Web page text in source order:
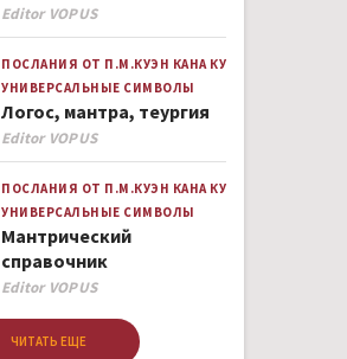
Author
Editor VOPUS
ПОСЛАНИЯ ОТ П.М.КУЭН КАНА КУ
УНИВЕРСАЛЬНЫЕ СИМВОЛЫ
Логос, мантра, теургия
Author
Editor VOPUS
ПОСЛАНИЯ ОТ П.М.КУЭН КАНА КУ
УНИВЕРСАЛЬНЫЕ СИМВОЛЫ
Мантрический
справочник
Author
Editor VOPUS
ЧИТАТЬ ЕЩЕ